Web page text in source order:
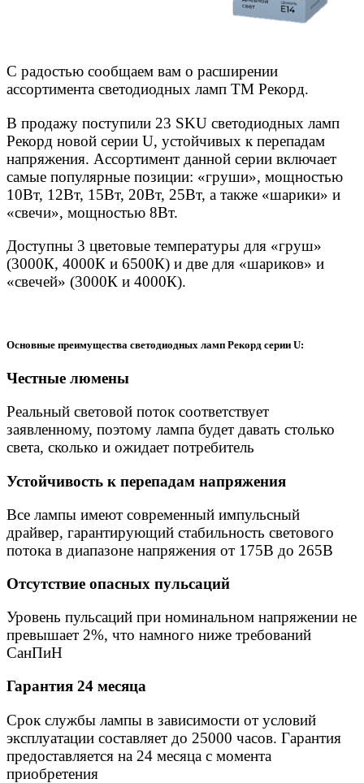
С радостью сообщаем вам о расширении
ассортимента светодиодных ламп ТМ Рекорд.
В продажу поступили 23 SKU светодиодных ламп
Рекорд новой серии U, устойчивых к перепадам
напряжения. Ассортимент данной серии включает
самые популярные позиции: «груши», мощностью
10Вт, 12Вт, 15Вт, 20Вт, 25Вт, а также «шарики» и
«свечи», мощностью 8Вт.
Доступны 3 цветовые температуры для «груш»
(3000К, 4000К и 6500К) и две для «шариков» и
«свечей» (3000К и 4000К).
Основные преимущества светодиодных ламп Рекорд серии U:
Честные люмены
Реальный световой поток соответствует
заявленному, поэтому лампа будет давать столько
света, сколько и ожидает потребитель
Устойчивость к перепадам напряжения
Все лампы имеют современный импульсный
драйвер, гарантирующий стабильность светового
потока в диапазоне напряжения от 175В до 265В
Отсутствие опасных пульсаций
Уровень пульсаций при номинальном напряжении не
превышает 2%, что намного ниже требований
СанПиН
Гарантия 24 месяца
Срок службы лампы в зависимости от условий
эксплуатации составляет до 25000 часов. Гарантия
предоставляется на 24 месяца с момента
приобретения